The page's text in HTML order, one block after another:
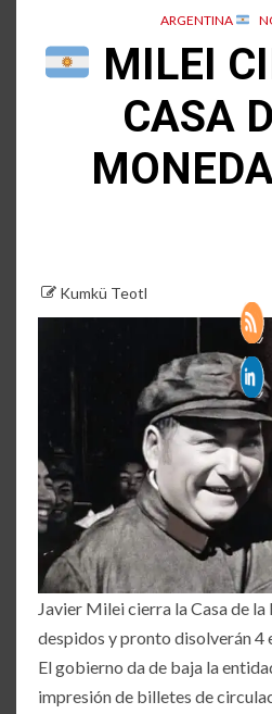
ARGENTINA
MILEI
CASA
Kumkü Teotl
Javier Milei cierra la Casa de
despidos y pronto disolverán 4
El gobierno da de baja la
impresión de billetes de